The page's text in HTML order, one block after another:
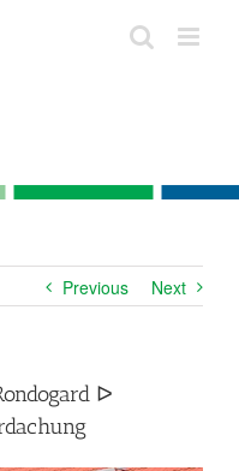
Previous Next
ᐅ